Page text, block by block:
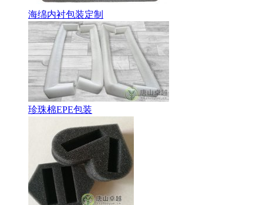
海绵内衬包装定制
珍珠棉EPE包装